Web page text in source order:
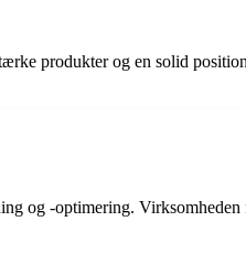
produkter og en solid
og -optimering. Virksomheden